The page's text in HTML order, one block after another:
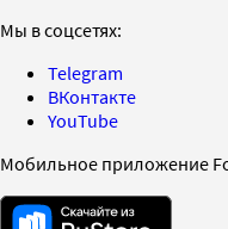
Мы в соцсетях:
Telegram
ВКонтакте
YouTube
Мобильное приложение